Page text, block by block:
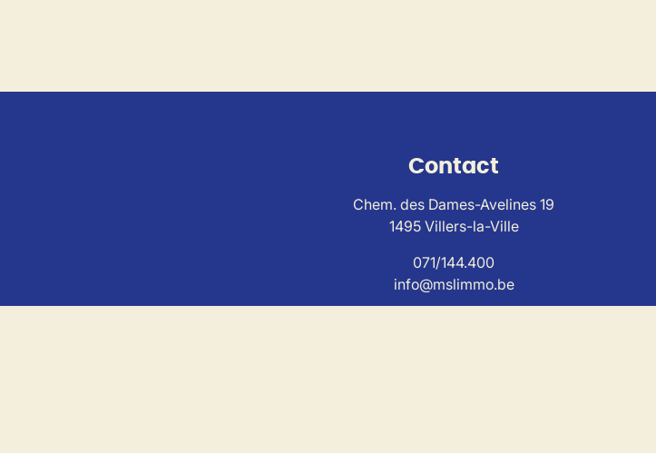
Contact
Chem. des Dames-Avelines 19
1495 Villers-la-Ville
071/144.400
info@mslimmo.be